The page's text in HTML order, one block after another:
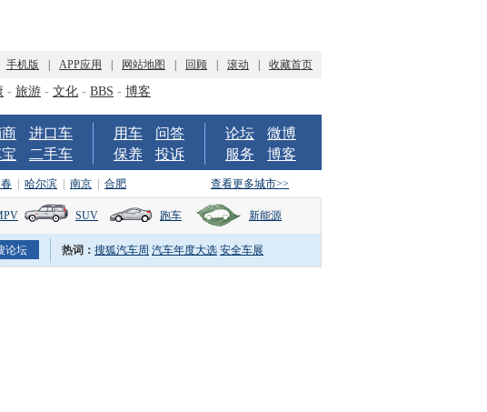
手机版 APP应用 网站地图 回顾 滚动 收藏首页
- 旅游 - 文化 - BBS - 博客
进口车
二手车
用车
问答
保养
投诉
论坛
微博
服务
博客
查看更多城市>>
哈尔滨 南京 合肥
SUV 跑车 新能源
热词： 搜狐汽车周 汽车年度大选 安全车展